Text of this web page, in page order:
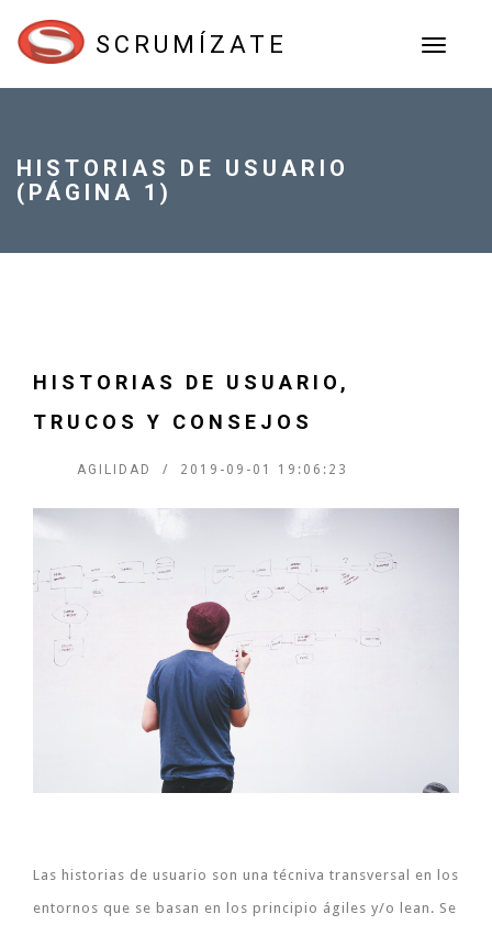
SCRUMÍZATE
HISTORIAS DE USUARIO
(PÁGINA 1)
HISTORIAS DE USUARIO,
TRUCOS Y CONSEJOS
AGILIDAD 2019-09-01 19:06:23
Las historias de usuario son una técniva transversal en los
entornos que se basan en los principio ágiles y/o lean. Se